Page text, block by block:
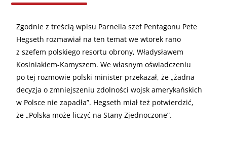
Zgodnie z treścią wpisu Parnella szef Pentagonu Pete
Hegseth rozmawiał na ten temat we wtorek rano
z szefem polskiego resortu obrony, Władysławem
Kosiniakiem-Kamyszem. We własnym oświadczeniu
po tej rozmowie polski minister przekazał, że „żadna
decyzja o zmniejszeniu zdolności wojsk amerykańskich
w Polsce nie zapadła”. Hegseth miał też potwierdzić,
że „Polska może liczyć na Stany Zjednoczone”.